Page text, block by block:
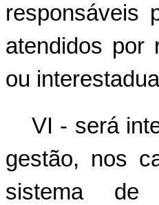
responsáveis
atendidos por
ou
VI - será
gestão, nos
sistema de